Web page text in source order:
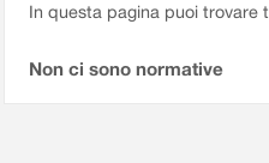
In questa pagina puoi
Non ci sono normative